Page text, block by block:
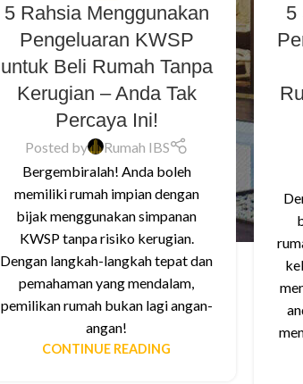
5 Rahsia Menggunakan
Pengeluaran KWSP
untuk Beli Rumah Tanpa
Kerugian – Anda Tak
Percaya Ini!
Posted by
Rumah IBS
Bergembiralah! Anda boleh
memiliki rumah impian dengan
bijak menggunakan simpanan
KWSP tanpa risiko kerugian.
Dengan langkah-langkah tepat dan
pemahaman yang mendalam,
pemilikan rumah bukan lagi angan-
angan!
CONTINUE READING
5